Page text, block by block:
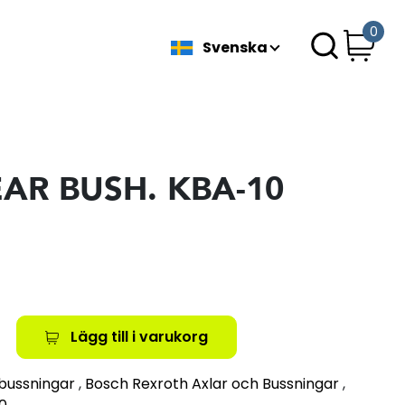
Svenska
0
BUSH. KBA-10
Lägg till i varukorg
, Bosch Rexroth Axlar och Bussningar,